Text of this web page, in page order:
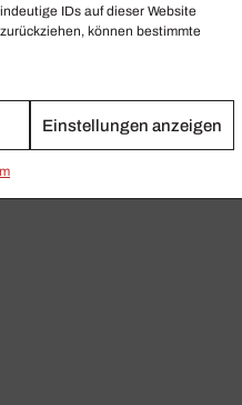
IDs auf dieser Website
können bestimmte
Einstellungen anzeigen